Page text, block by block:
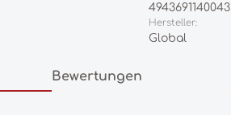
4943691140043
Hersteller:
Global
Bewertungen